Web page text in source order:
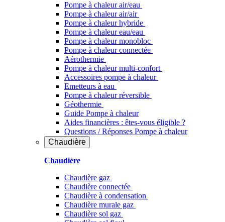
Pompe à chaleur air/eau
Pompe à chaleur air/air
Pompe à chaleur hybride
Pompe à chaleur​ eau/eau
Pompe à chaleur monobloc
Pompe à chaleur connectée
Aérothermie
Pompe à chaleur multi-confort
Accessoires pompe à chaleur
Emetteurs à eau
Pompe à chaleur réversible
Géothermie
Guide Pompe à chaleur
Aides financières : êtes-vous éligible ?
Questions / Réponses Pompe à chaleur
Chaudière
Chaudière
Chaudière gaz
Chaudière connectée
Chaudière à condensation
Chaudière murale gaz
Chaudière sol gaz